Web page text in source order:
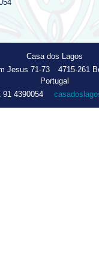
Casa dos Lagos
Jesus 71-73
4715-261
Portugal
91 4390054